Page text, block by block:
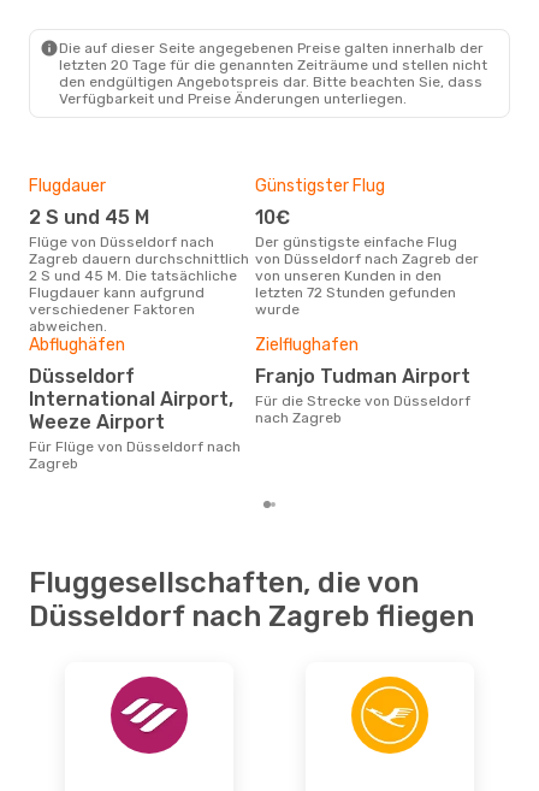
Die auf dieser Seite angegebenen Preise galten innerhalb der
letzten 20 Tage für die genannten Zeiträume und stellen nicht
den endgültigen Angebotspreis dar. Bitte beachten Sie, dass
Verfügbarkeit und Preise Änderungen unterliegen.
Flugdauer
2 S und 45 M
Flüge von Düsseldorf nach
Zagreb dauern durchschnittlich
2 S und 45 M. Die tatsächliche
Flugdauer kann aufgrund
verschiedener Faktoren
abweichen.
Günstigster Flug
10€
Der günstigste einfache Flug
von Düsseldorf nach Zagreb der
von unseren Kunden in den
letzten 72 Stunden gefunden
wurde
Abflughäfen
Düsseldorf
International Airport,
Weeze Airport
Für Flüge von Düsseldorf nach
Zagreb
Zielflughafen
Franjo Tudman Airport
Für die Strecke von Düsseldorf
nach Zagreb
Fluggesellschaften, die von
Düsseldorf nach Zagreb fliegen